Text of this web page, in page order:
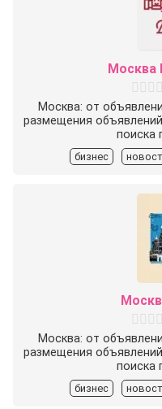
Москва
Москва: от
размещения
поиска
бизнес
Москва: от
размещения
поиска
бизнес